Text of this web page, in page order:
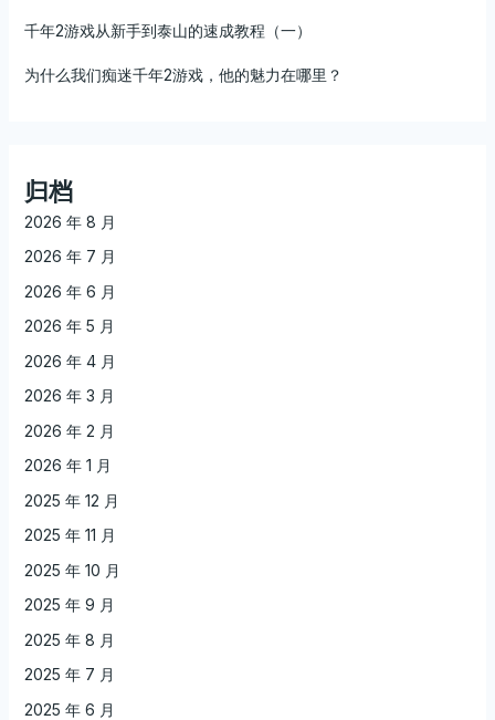
千年2游戏从新手到泰山的速成教程（一）
为什么我们痴迷千年2游戏，他的魅力在哪里？
归档
2026 年 8 月
2026 年 7 月
2026 年 6 月
2026 年 5 月
2026 年 4 月
2026 年 3 月
2026 年 2 月
2026 年 1 月
2025 年 12 月
2025 年 11 月
2025 年 10 月
2025 年 9 月
2025 年 8 月
2025 年 7 月
2025 年 6 月